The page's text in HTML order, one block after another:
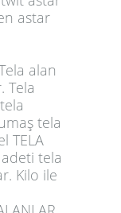
astar
alan
Tela
tela
TELA
tela
Kilo ile